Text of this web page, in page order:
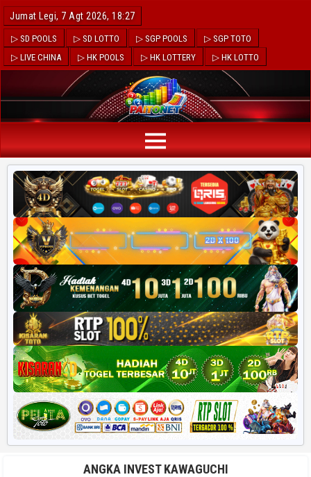
Jumat Legi, 7 Agt 2026, 18:27
▷ SD POOLS ▷ SD LOTTO ▷ SGP POOLS
▷ SGP TOTO
▷ LIVE CHINA
▷ HK POOLS ▷ HK LOTTERY ▷ HK LOTTO
ANGKA INVEST KAWAGUCHI